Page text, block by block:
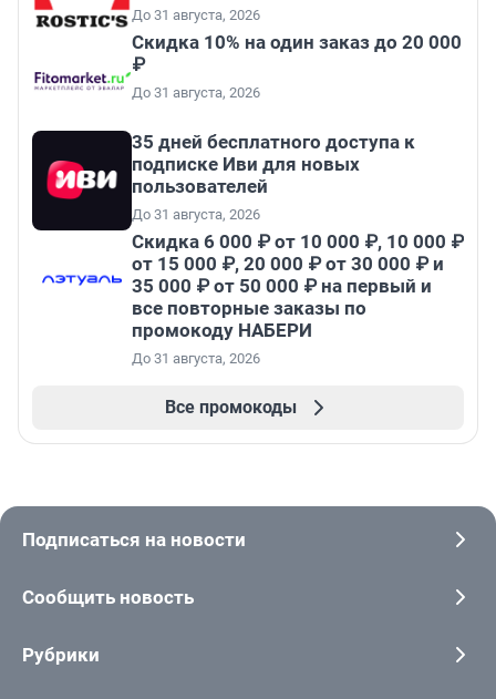
До 31 августа, 2026
Скидка 10% на один заказ до 20 000
₽
До 31 августа, 2026
35 дней бесплатного доступа к
подписке Иви для новых
пользователей
До 31 августа, 2026
Скидка 6 000 ₽ от 10 000 ₽, 10 000 ₽
от 15 000 ₽, 20 000 ₽ от 30 000 ₽ и
35 000 ₽ от 50 000 ₽ на первый и
все повторные заказы по
промокоду НАБЕРИ
До 31 августа, 2026
Все промокоды
Подписаться на новости
Сообщить новость
Рубрики